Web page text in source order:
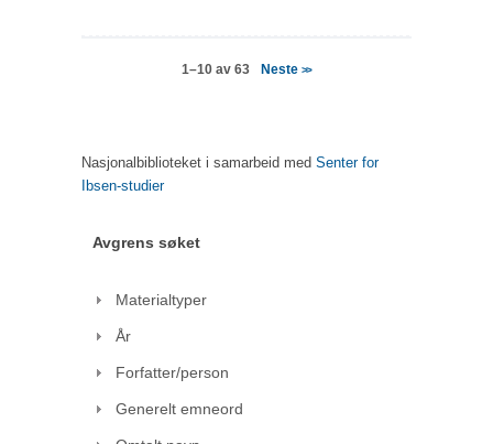
1–10 av 63 Neste>>
Nasjonalbiblioteket i samarbeid med Senter for
Ibsen-studier
Avgrens søket
Materialtyper
År
Forfatter/person
Generelt emneord